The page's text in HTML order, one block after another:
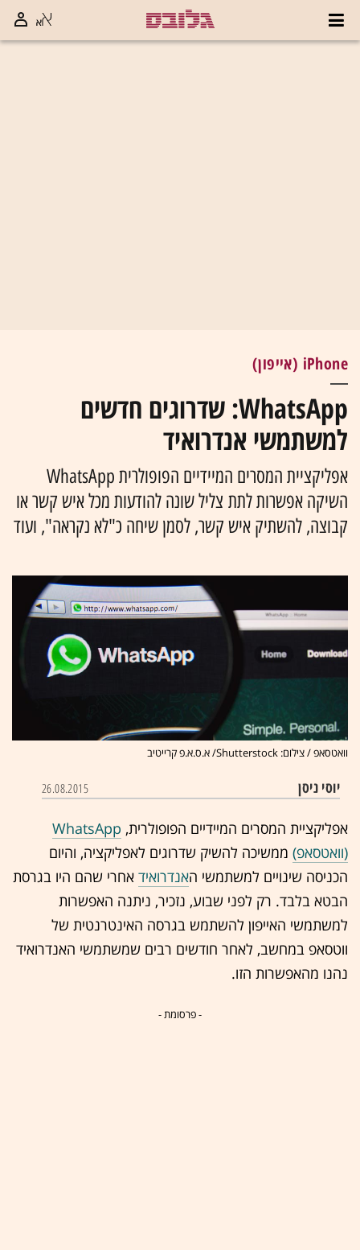
iPhone (אייפון)
WhatsApp: שדרוגים חדשים
למשתמשי אנדרואיד
אפליקציית המסרים המיידיים הפופולרית WhatsApp
השיקה אפשרות לתת צליל שונה להודעות מכל איש קשר או
קבוצה, להשתיק איש קשר, לסמן שיחה כ"לא נקראה", ועוד
וואטסאפ / צילום: Shutterstock/ א.ס.א.פ קרייטיב
יוסי ניסן 26.08.2015
אפליקציית המסרים המיידיים הפופולרית, WhatsApp
(וואטסאפ) ממשיכה להשיק שדרוגים לאפליקציה, והיום
הכניסה שינויים למשתמשי האנדרואיד אחרי שהם היו בגרסת
הבטא בלבד. רק לפני שבוע, נזכיר, ניתנה האפשרות
למשתמשי האייפון להשתמש בגרסה האינטרנטית של
ווטסאפ במחשב, לאחר חודשים רבים שמשתמשי האנדרואיד
נהנו מהאפשרות הזו.
- פרסומת -